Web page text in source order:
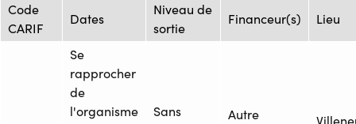
Code
CARIF
Dates
Niveau de
sortie
Financeur(s) Lieu
Se
rapprocher
de
l'organisme
Sans
Autre